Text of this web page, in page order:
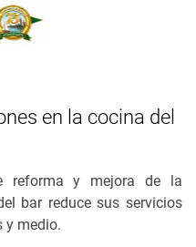
en la cocina del
reforma y mejora de la
bar reduce sus servicios
y medio.